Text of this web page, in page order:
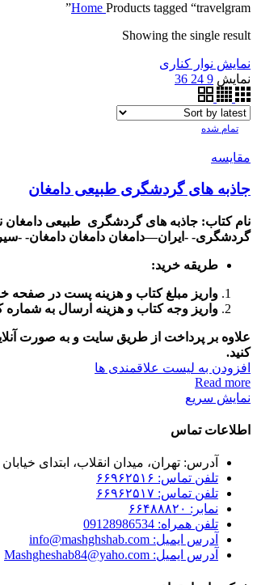
Home Products tagged “travelgram”
Showing the single result
نمایش نوار کناری
نمایش 9
24
36
تمام شده
مقایسه
جاذبه های گردشگری طبیعی دامغان
نام کتاب: جاذبه های گردشگری طبیعی دامغان
گردشگری- -ایران—دامغان دامغان دامغان- -
طریقه خرید:
واریز مبلغ کتاب و هزینه پست در صفحه
واریز وجه کتاب و هزینه ارسال به
علاوه بر پرداخت از طریق سایت و به صورت
کنید.
افزودن به لیست علاقمندی ها
Read more
نمایش سریع
اطلاعات تماس
آدرس: تهران، میدان انقلاب، ابتدای
تلفن تماس: ۶۶۹۶۲۵۱۶
تلفن تماس: ۶۶۹۶۲۵۱۷
نمابر: ۶۶۴۸۸۸۲۰
تلفن همراه: 09128986534
آدرس ایمیل: info@mashghshab.com
آدرس ایمیل: Mashgheshab84@yaho.com